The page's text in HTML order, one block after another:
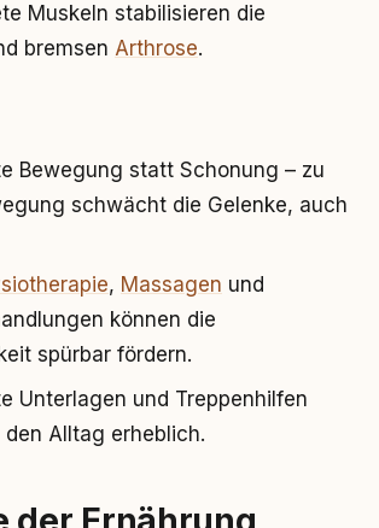
Muskeln stabilisieren die
bremsen Arthrose.
Bewegung statt Schonung – zu
schwächt die Gelenke, auch
, Massagen und
können die
spürbar fördern.
Unterlagen und Treppenhilfen
Alltag erheblich.